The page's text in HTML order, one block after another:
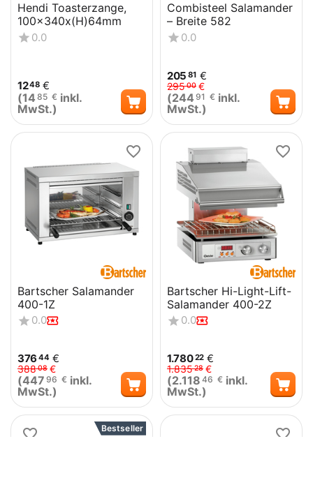
Hendi Toasterzange,
100x340x(H)64mm
0.0
1248 €
(14 85 € inkl.
MwSt.)
Combisteel Salamander
– Breite 582
0.0
205 81 €
29500 €
(244 91 € inkl.
MwSt.)
Bartscher Salamander
400-1Z
0.0
376 44 €
38808 €
(447 96 € inkl.
MwSt.)
Bartscher Hi-Light-Lift-
Salamander 400-2Z
0.0
1.78022 €
1.83528 €
(2.118 46 € inkl.
MwSt.)
Bestseller